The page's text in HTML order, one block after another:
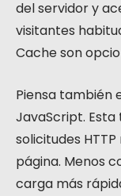
del servidor y
visitantes
Cache son
Piensa también
JavaScript.
solicitudes
página. Menos
carga más